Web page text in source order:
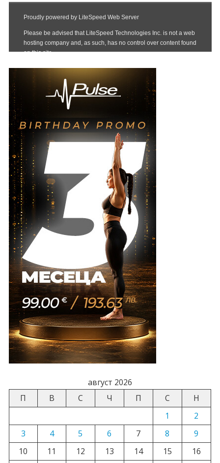
август 2026
П
В С Ч П С
Н
1
2
3
4 5 6 7 8
9
10
11 12 13 14 15
16